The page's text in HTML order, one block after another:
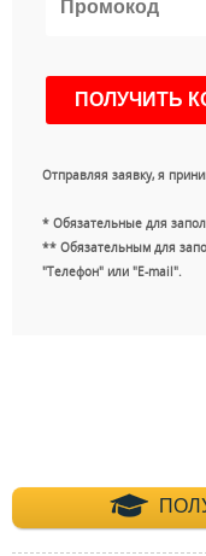
Отправляя заявку, я
* Обязательные для
** Обязательным для
"Телефон" или "E-mail".